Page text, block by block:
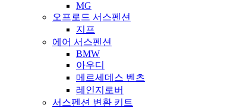
MG
오프로드 서스펜션
지프
에어 서스펜션
BMW
아우디
메르세데스 벤츠
레인지로버
서스펜션 변환 키트